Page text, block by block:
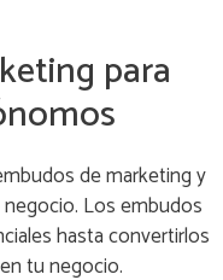
para
de marketing y
Los embudos
hasta convertirlos
tu negocio.